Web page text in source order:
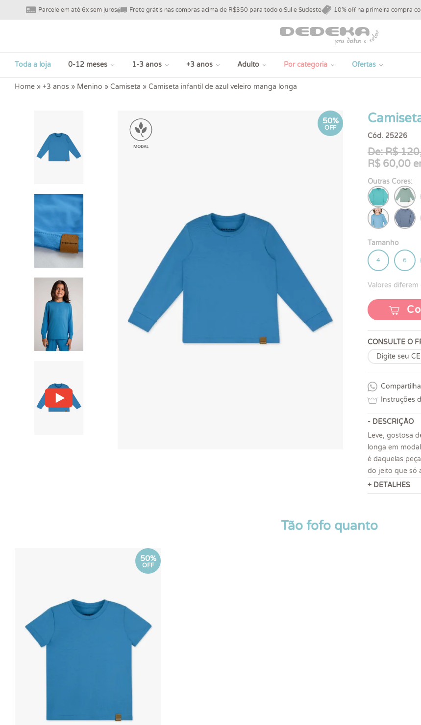
Parcele em até 6x sem juros Frete grátis nas compras acima de R$350 para todo o Sul e Sudeste 10% off na primeira compra
Toda a loja 0-12 meses 1-3 anos +3 anos Adulto Por categoria Ofertas
Home » +3 anos » Menino » Camiseta » Camiseta infantil de azul veleiro manga longa
50%
OFF
Cód. 25226
De: R$
R$ 60,00
Outras Cores:
Tamanho
4 6
Valores
CONSULTE O
Instruções
- DESCRIÇÃO
Leve, gostosa
longa em
é daquelas
do jeito que só
+ DETALHES
Tão fofo quanto
50%
OFF